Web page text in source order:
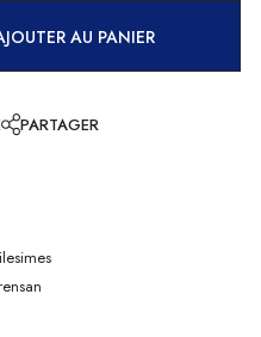
AU PANIER
PARTAGER